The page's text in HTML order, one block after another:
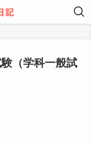
験（学科一般試